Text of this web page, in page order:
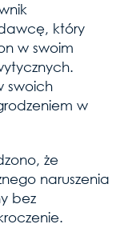
który
w swoim
swoich
w
że
naruszenia
bez